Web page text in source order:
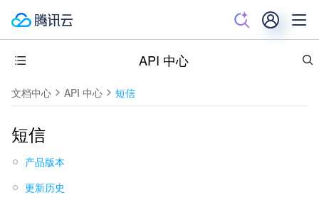
API 中心
文档中心 API 中心 短信
短信
产品版本
更新历史